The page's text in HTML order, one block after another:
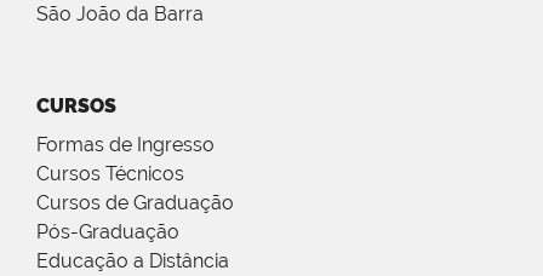
São João da Barra
CURSOS
Formas de Ingresso
Cursos Técnicos
Cursos de Graduação
Pós-Graduação
Educação a Distância